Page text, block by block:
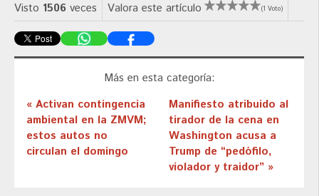
Visto 1506 veces Valora este artículo (1 Voto)
Más en esta categoría:
« Activan contingencia
ambiental en la ZMVM;
estos autos no
circulan el domingo
Manifiesto atribuido al
tirador de la cena en
Washington acusa a
Trump de “pedófilo,
violador y traidor” »